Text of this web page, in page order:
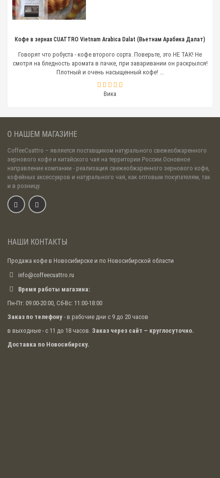
Кофе в зернах CUATTRO Vietnam Arabica Dalat (Вьетнам Арабика Далат)
Говорят что робуста - кофе второго сорта. Поверьте, это НЕ ТАК! Не
смотря на бледность аромата в пачке, при заваривании он раскрылся!
Плотный и очень насыщенный кофе! ...
Вика
О НАШЕМ МАГАЗИНЕ
CoffeeCuattro – является поставщиком натурального свежеобжаренного
зернового кофе и китайского чая на территории России.Основное
направление компании - реализация свежеобжаренного зернового кофе,
кофейных аксессуаров и натурального чая, как оптовым покупателям, так
и в розницу.
НАШИ КОНТАКТЫ
Продажа кофе в Новосибирске и по Новосибирской области
info@coffeecuattro.ru
Время работы магазина:
Пн-Пт: 09:00-20:00, Сб-Вс: 11:00-18:00
Заказ по телефону - в рабочие дни с 9 до 20 часов
в выходные - с 11 до 18 часов. Заказ через сайт – круглосуточно.
Доставка по Новосибирску.